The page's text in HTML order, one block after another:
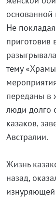
основанной
Не покладая
приготовив
тему
переданы в
люди долго
казаков,
Австралии.
Жизнь
назад,